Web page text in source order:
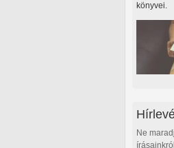
könyvei.
Ne